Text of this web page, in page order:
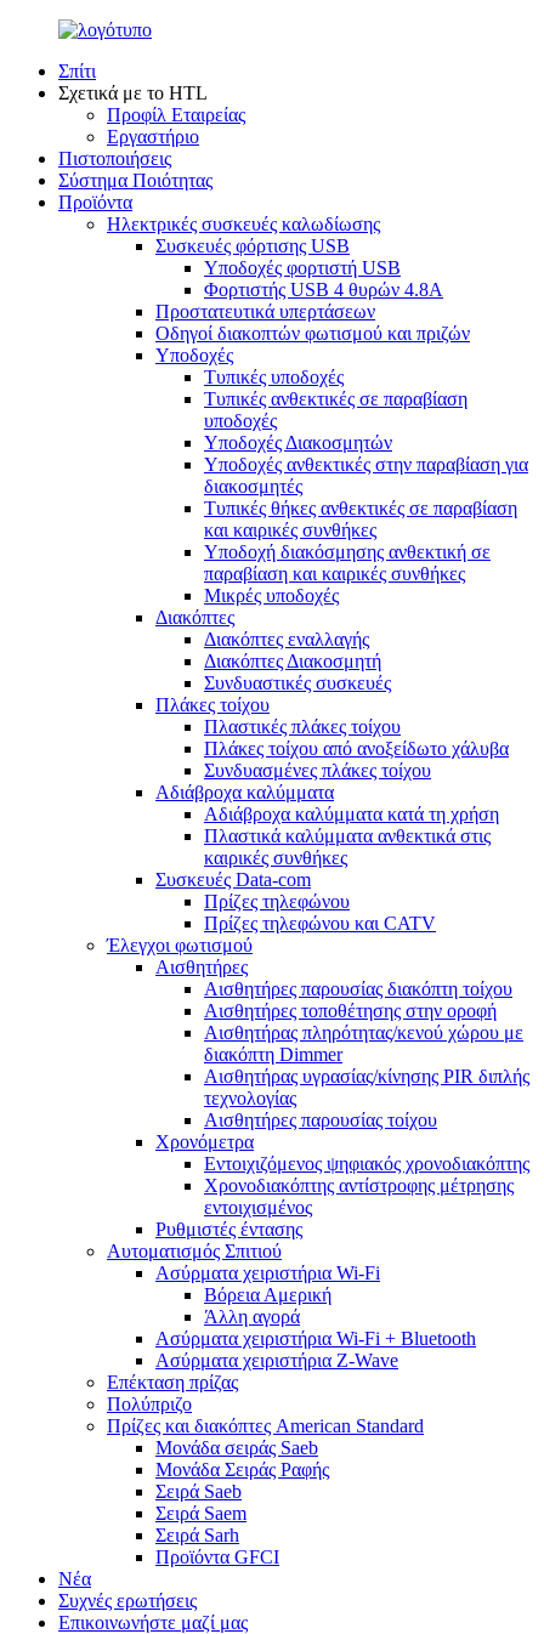
Σπίτι
Σχετικά με το HTL
Προφίλ Εταιρείας
Εργαστήριο
Πιστοποιήσεις
Σύστημα Ποιότητας
Προϊόντα
Ηλεκτρικές συσκευές καλωδίωσης
Συσκευές φόρτισης USB
Υποδοχές φορτιστή USB
Φορτιστής USB 4 θυρών 4.8A
Προστατευτικά υπερτάσεων
Οδηγοί διακοπτών φωτισμού και πριζών
Υποδοχές
Τυπικές υποδοχές
Τυπικές ανθεκτικές σε παραβίαση
υποδοχές
Υποδοχές Διακοσμητών
Υποδοχές ανθεκτικές στην παραβίαση για
διακοσμητές
Τυπικές θήκες ανθεκτικές σε παραβίαση
και καιρικές συνθήκες
Υποδοχή διακόσμησης ανθεκτική σε
παραβίαση και καιρικές συνθήκες
Μικρές υποδοχές
Διακόπτες
Διακόπτες εναλλαγής
Διακόπτες Διακοσμητή
Συνδυαστικές συσκευές
Πλάκες τοίχου
Πλαστικές πλάκες τοίχου
Πλάκες τοίχου από ανοξείδωτο χάλυβα
Συνδυασμένες πλάκες τοίχου
Αδιάβροχα καλύμματα
Αδιάβροχα καλύμματα κατά τη χρήση
Πλαστικά καλύμματα ανθεκτικά στις
καιρικές συνθήκες
Συσκευές Data-com
Πρίζες τηλεφώνου
Πρίζες τηλεφώνου και CATV
Έλεγχοι φωτισμού
Αισθητήρες
Αισθητήρες παρουσίας διακόπτη τοίχου
Αισθητήρες τοποθέτησης στην οροφή
Αισθητήρας πληρότητας/κενού χώρου με
διακόπτη Dimmer
Αισθητήρας υγρασίας/κίνησης PIR διπλής
τεχνολογίας
Αισθητήρες παρουσίας τοίχου
Χρονόμετρα
Εντοιχιζόμενος ψηφιακός χρονοδιακόπτης
Χρονοδιακόπτης αντίστροφης μέτρησης
εντοιχισμένος
Ρυθμιστές έντασης
Αυτοματισμός Σπιτιού
Ασύρματα χειριστήρια Wi-Fi
Βόρεια Αμερική
Άλλη αγορά
Ασύρματα χειριστήρια Wi-Fi + Bluetooth
Ασύρματα χειριστήρια Z-Wave
Επέκταση πρίζας
Πολύπριζο
Πρίζες και διακόπτες American Standard
Μονάδα σειράς Saeb
Μονάδα Σειράς Ραφής
Σειρά Saeb
Σειρά Saem
Σειρά Sarh
Προϊόντα GFCI
Νέα
Συχνές ερωτήσεις
Επικοινωνήστε μαζί μας